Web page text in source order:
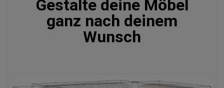
Gestalte deine Möbel
ganz nach deinem
Wunsch